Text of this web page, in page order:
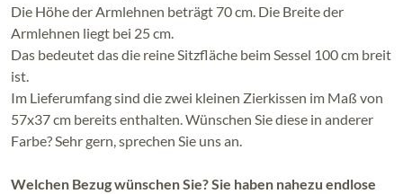
Die Höhe der Armlehnen beträgt 70 cm. Die Breite der
Armlehnen liegt bei 25 cm.
Das bedeutet das die reine Sitzfläche beim Sessel 100 cm breit
ist.
Im Lieferumfang sind die zwei kleinen Zierkissen im Maß von
57x37 cm bereits enthalten. Wünschen Sie diese in anderer
Farbe? Sehr gern, sprechen Sie uns an.
Welchen Bezug wünschen Sie? Sie haben nahezu endlose